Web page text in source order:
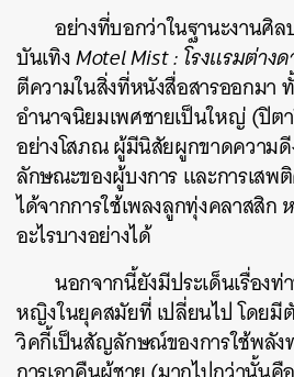
อย่างที่บอกว่าในฐานะงานศิ
บันเทิงMotel Mist : โรงแรมต่าง
ตีความในสิ่งที่หนังสื่อสารออกมา ทั้
อำนาจนิยมเพศชายเป็นใหญ่ (ปิต
อย่างโสภณ ผู้มีนิสัยผูกขาดความ
ลักษณะของผู้บงการ และการเสพ
ได้จากการใช้เพลงลูกทุ่งคลาสสิก
อะไรบางอย่างได้
นอกจากนี้ยังมีประเด็นเรื่อง
หญิงในยุคสมัยที่ เปลี่ยนไป โดยมี
วิคกี้เป็นสัญลักษณ์ของการใช้พลัง